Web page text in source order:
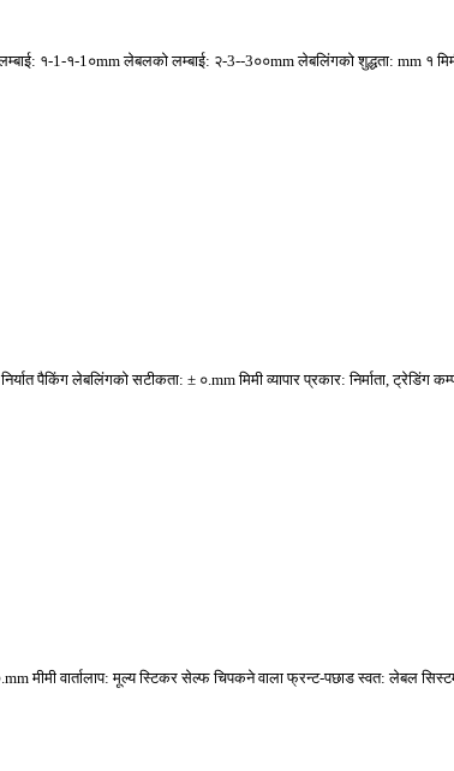
१-1-१-1०mm लेबलको लम्बाई: २-3--3००mm लेबलिंगको शुद्धता: mm १
लेबलिंगको सटीकता: ± ०.mm मिमी व्यापार प्रकार: निर्माता, ट्रेडिंग
मीमी वार्तालाप: मूल्य स्टिकर सेल्फ चिपकने वाला फ्रन्ट-पछाड स्वत: लेबल